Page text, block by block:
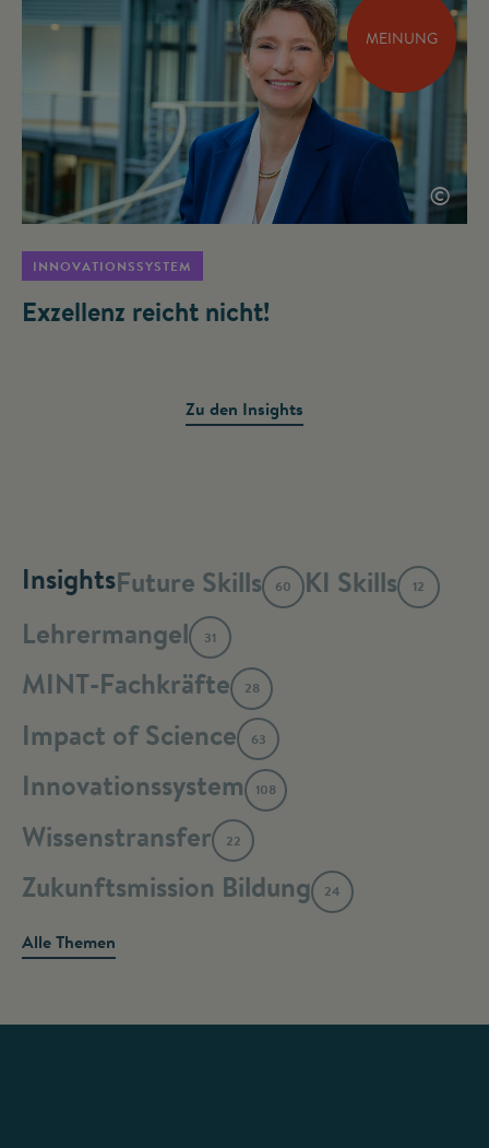
MEINUNG
©
INNOVATIONSSYSTEM
Exzellenz reicht nicht!
Zu den Insights
InsightsFuture Skills 60 KI Skills 12
Lehrermangel 31
MINT-Fachkräfte 28
Impact of Science 63
Innovationssystem 108
Wissenstransfer 22
Zukunftsmission Bildung 24
Alle Themen